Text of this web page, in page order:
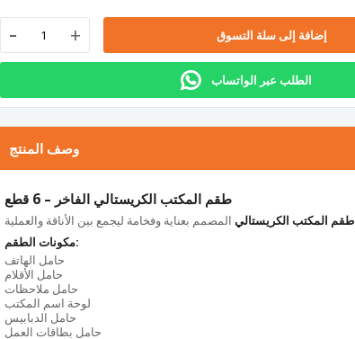
- + إضافة إلى سلة التسوق
الطلب عبر الواتساب
وصف المنتج
طقم المكتب الكريستالي الفاخر – 6 قطع
طقم المكتب الكريستالي
مكونات الطقم:
حامل الهاتف
حامل الأقلام
حامل ملاحظات
لوحة اسم المكتب
حامل الدبابيس
حامل بطاقات العمل